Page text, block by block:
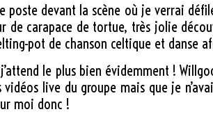
poste devant la scène où je verrai
de carapace de tortue, très jolie
pot de chanson celtique et danse
le plus bien évidemment !
live du groupe mais que je
moi donc !